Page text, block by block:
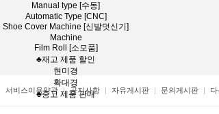
Manual type [수동]
Automatic Type [CNC]
Shoe Cover Machine [신발덧신기]
Machine
Film Roll [소모품]
♣재고 제품 할인
현미경
확대경
♣중고 제품 판매
서비스이용약관 공지사항 자유게시판 문의게시판 다